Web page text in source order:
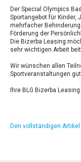
Der Special Olympics
Sportangebot für Kinder,
mehrfacher
Förderung der
Die Bizerba Leasing
sehr wichtigen Arbeit
Wir wünschen allen
Sportveranstaltungen
Ihre BLG Bizerba Leasing
Den vollständigen